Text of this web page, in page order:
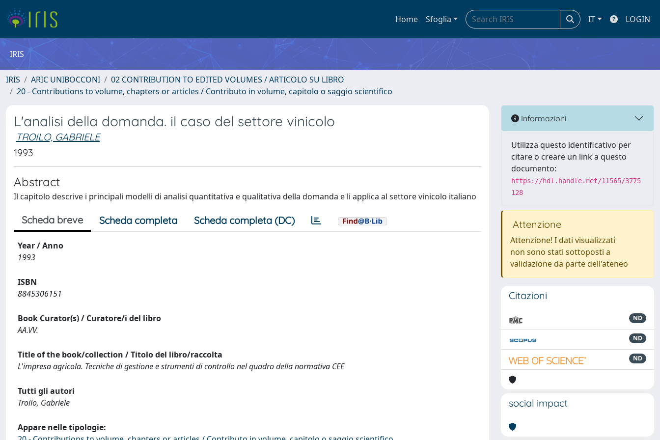
Home Sfoglia IT LOGIN
IRIS
IRIS ARIC UNIBOCCONI
02 CONTRIBUTION TO EDITED VOLUMES / ARTICOLO SU LIBRO
20 - Contributions to volume, chapters or articles / Contributo in volume, capitolo o saggio scientifico
L'analisi della domanda. il caso del settore vinicolo
TROILO, GABRIELE
1993
Abstract
Il capitolo descrive i principali modelli di analisi quantitativa e qualitativa della domanda e li applica al settore vinicolo italiano
Scheda breve Scheda completa Scheda completa (DC)
Year / Anno
1993
ISBN
8845306151
Book Curator(s) / Curatore/i del libro
AA.VV.
Title of the book/collection / Titolo del libro/raccolta
L'impresa agricola. Tecniche di gestione e strumenti di controllo nel quadro della normativa CEE
Tutti gli autori
Troilo, Gabriele
Appare nelle tipologie:
Informazioni
Utilizza questo identificativo per
citare o creare un link a questo
documento:
https://hdl.handle.net/11565/3775
128
Attenzione
Attenzione! I dati visualizzati
non sono stati sottoposti a
validazione da parte dell'ateneo
Citazioni
ND
ND
ND
social impact